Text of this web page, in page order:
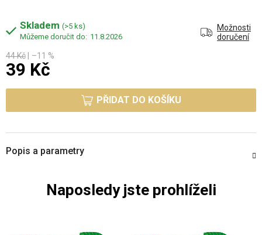
Skladem (>5 ks)
11.8.2026
Možnosti
doručení
44 Kč
–11 %
39 Kč
PŘIDAT DO KOŠÍKU
Popis a parametry
Naposledy jste prohlíželi